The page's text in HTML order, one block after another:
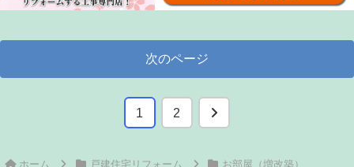
次のページ
1 2 次
ホーム 戸建住宅リフォーム お部屋（増改築）